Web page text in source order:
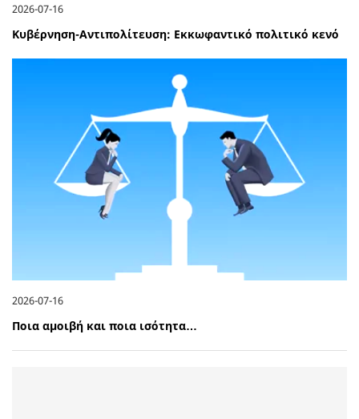
2026-07-16
Κυβέρνηση-Αντιπολίτευση: Εκκωφαντικό πολιτικό κενό
2026-07-16
Ποια αμοιβή και ποια ισότητα…